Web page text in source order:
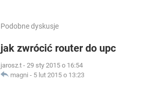
Podobne dyskusje
jak zwrócić router do upc
jarosz.t - 29 sty 2015 o 16:54
magni - 5 lut 2015 o 13:23